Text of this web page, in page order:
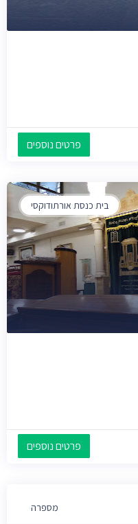
פרטים נוספים
בית כנסת אורתודוקסי
פרטים נוספים
מספרה